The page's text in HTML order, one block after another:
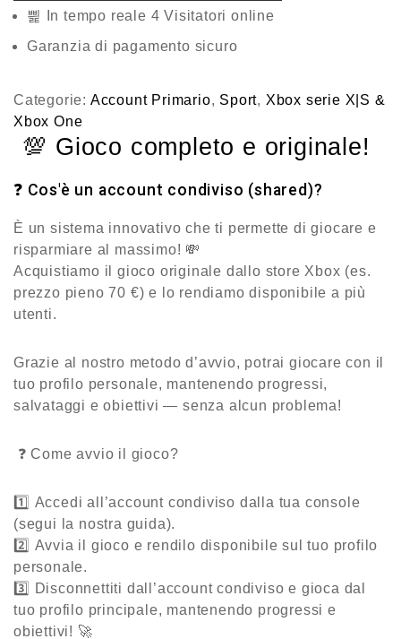
In tempo reale 4 Visitatori online
Garanzia di pagamento sicuro
Categorie: Account Primario, Sport, Xbox serie X|S &
Xbox One
💯 Gioco completo e originale!
❓ Cos'è un account condiviso (shared)?
È un sistema innovativo che ti permette digiocare e
risparmiare al massimo! 💸
Acquistiamo il gioco originale dallo store Xbox (es.
prezzo pieno 70 €) e lo rendiamo disponibile a più
utenti.
Grazie al nostro metodo d’avvio, potrai giocare con il
tuo profilo personale, mantenendo progressi,
salvataggi e obiettivi —senza alcun problema!
❓ Come avvio il gioco?
1️⃣ Accedi all’account condiviso dalla tua console
(segui la nostra guida).
2️⃣ Avvia il gioco e rendilo disponibile sul tuo profilo
personale.
3️⃣
Disconnettiti dall’account condiviso e gioca dal
tuo profilo principale, mantenendo progressi e
obiettivi! 🚀